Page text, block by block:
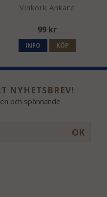
Vinkork Ankare
99 kr
INFO KÖP
NYHETSBREV!
och spännande
OK